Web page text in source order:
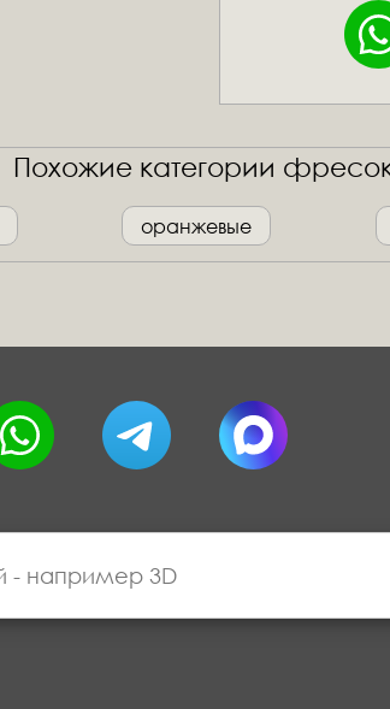
Похожие категории
оранжевые